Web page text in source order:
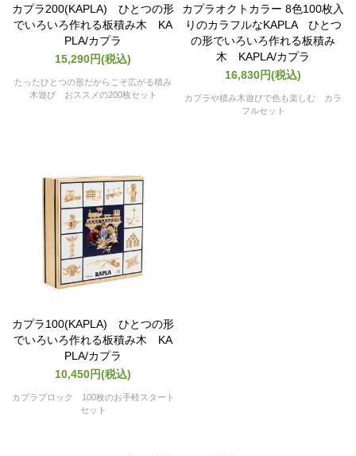
カプラ200(KAPLA) ひとつの形
でいろいろ作れる板積み木 KA
PLA/カプラ
15,290円(税込)
たったひとつの形だからこそ広がる積み
木遊び おススメの200枚セット
カプラオクトカラー 8色100枚入
りのカラフルなKAPLA ひとつ
の形でいろいろ作れる板積み
木 KAPLA/カプラ
16,830円(税込)
カプラや積み木遊びで色も楽しむ カラ
フルセット
カプラ100(KAPLA) ひとつの形
でいろいろ作れる板積み木 KA
PLA/カプラ
10,450円(税込)
カプラブロック 100枚のお手軽スタート
セット